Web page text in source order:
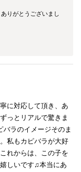
りがとうございまし
に対応して頂き、あ
っとリアルで驚きま
バラのイメージそのま
私もカピバラが大好
れからは、この子を
しいです♫本当にあ